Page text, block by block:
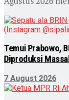
Temui Prabowo,
Diproduksi
7 August 2026